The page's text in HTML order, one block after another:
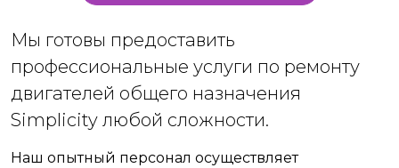
Мы готовы предоставить
профессиональные услуги по ремонту
двигателей общего назначения
Simplicity любой сложности.
Наш опытный персонал осуществляет